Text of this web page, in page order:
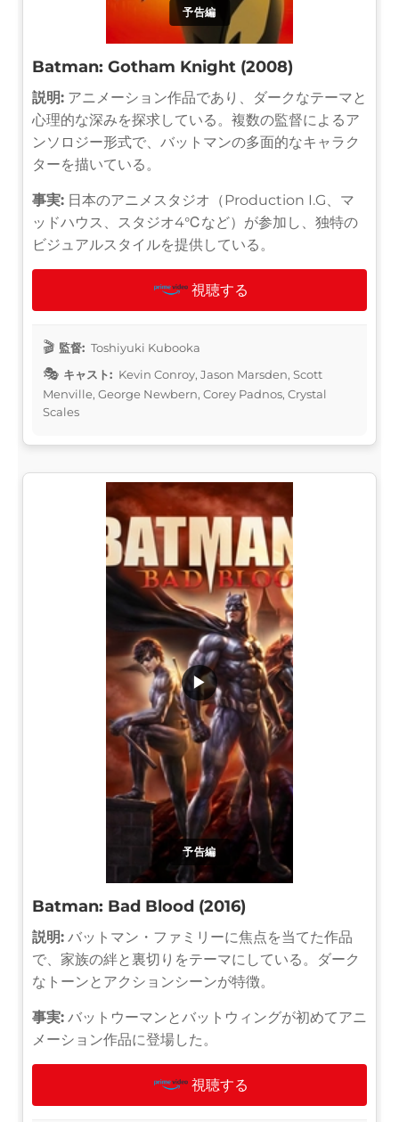
予告編
Batman: Gotham Knight (2008)
説明: アニメーション作品であり、ダークなテーマと
心理的な深みを探求している。複数の監督によるア
ンソロジー形式で、バットマンの多面的なキャラク
ターを描いている。
事実: 日本のアニメスタジオ（Production I.G、マ
ッドハウス、スタジオ4℃など）が参加し、独特の
ビジュアルスタイルを提供している。
視聴する
監督: Toshiyuki Kubooka
キャスト: Kevin Conroy, Jason Marsden, Scott
Menville, George Newbern, Corey Padnos, Crystal
Scales
予告編
▶
Batman: Bad Blood (2016)
説明: バットマン・ファミリーに焦点を当てた作品
で、家族の絆と裏切りをテーマにしている。ダーク
なトーンとアクションシーンが特徴。
事実: バットウーマンとバットウィングが初めてアニ
メーション作品に登場した。
視聴する